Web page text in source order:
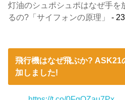
灯油のシュポシュポはなぜ手を
るの?「サイフォンの原理」
-
飛行機はなぜ飛ぶか? ASK21
加しました!